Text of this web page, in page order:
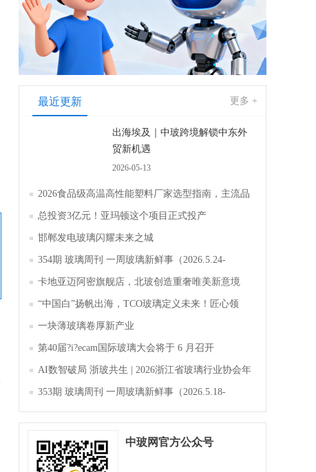
最近更新 更多 +
出海埃及｜中玻跨境解锁中东外
贸新机遇
2026-05-13
2026食品级高温高性能塑料厂家选型指南，主流品
牌全面解析评测
总投资3亿元！亚玛顿这个项目正式投产
邯郸发电玻璃闪耀未来之城
354期 玻璃周刊 一周玻璃新鲜事（2026.5.24-
2026.5.30）
卡地亚迈阿密旗舰店，北玻创造重奢唯美新意境
“中国白”扬帆出海，TCO玻璃定义未来！匠心领
航，淄博新材料产业聚势成峰
一块薄玻璃卷厚新产业
第40届?i?ecam国际玻璃大会将于 6 月召开
AI数智破局 浙玻共生 | 2026浙江省玻璃行业协会年
会暨第四届四次会员大会成功举办
353期 玻璃周刊 一周玻璃新鲜事（2026.5.18-
2026.5.23）
中玻网官方公众号